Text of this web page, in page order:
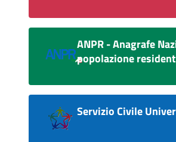
ANPR - Anagrafe
popolazione
Servizio Civile